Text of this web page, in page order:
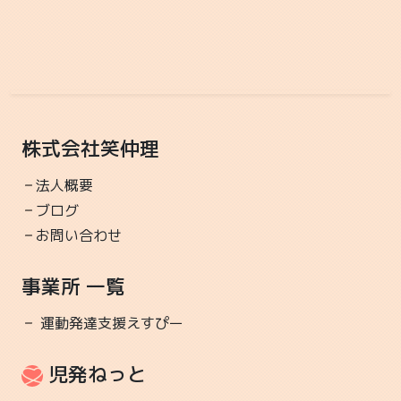
運動発達支援えすぴー
もうすぐ夏休み！！！！ これって子どもたちだけが嬉
しい響きですよね？？？ 大人は恐怖の一か月って感じ
で...
ビショビショ～～～～
プールがついに始まりました！！
ついに始まりました 「プール」いや水遊び？？ｗ 大
きめのつもりが子どもたちが遊び始めると小さいの
株式会社笑仲理
法人概要
ブログ
お問い合わせ
事業所 一覧
運動発達支援えすぴー
児発ねっと